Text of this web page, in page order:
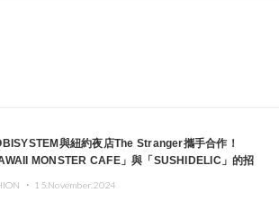
與紐約夜店The Stranger攜手合作！
MONSTER CAFE」與「SUSHIDELIC」的招
・ 15.November.2024